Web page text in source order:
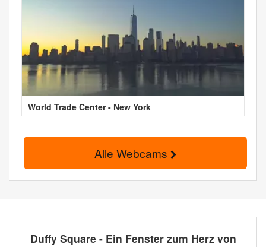
World Trade Center - New York
Alle Webcams
Duffy Square - Ein Fenster zum Herz von